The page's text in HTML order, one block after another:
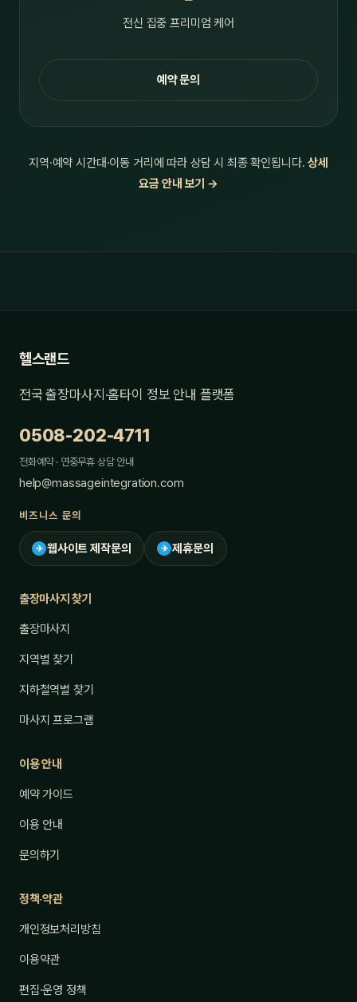
전신 집중 프리미엄 케어
예약 문의
지역·예약 시간대·이동 거리에 따라 상담 시 최종 확인됩니다.상세
요금 안내 보기 →
헬스랜드
전국 출장마사지·홈타이 정보 안내 플랫폼
0508-202-4711
전화예약 · 연중무휴 상담 안내
help@massageintegration.com
비즈니스 문의
✈ 웹사이트 제작문의 ✈ 제휴문의
출장마사지 찾기
출장마사지
지역별 찾기
지하철역별 찾기
마사지 프로그램
이용 안내
예약 가이드
이용 안내
문의하기
정책·약관
개인정보처리방침
이용약관
편집·운영 정책